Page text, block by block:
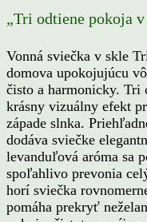
„Tri odtiene pokoja
Vonná sviečka v skle
domova upokojujúcu
čisto a harmonicky.
krásny vizuálny efekt
západe slnka.
dodáva sviečke
levanduľová aróma sa
spoľahlivo prevonia
horí sviečka
pomáha prekryť